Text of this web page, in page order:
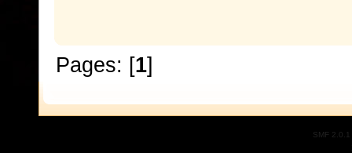
Pages: [1]
SMF 2.0.1